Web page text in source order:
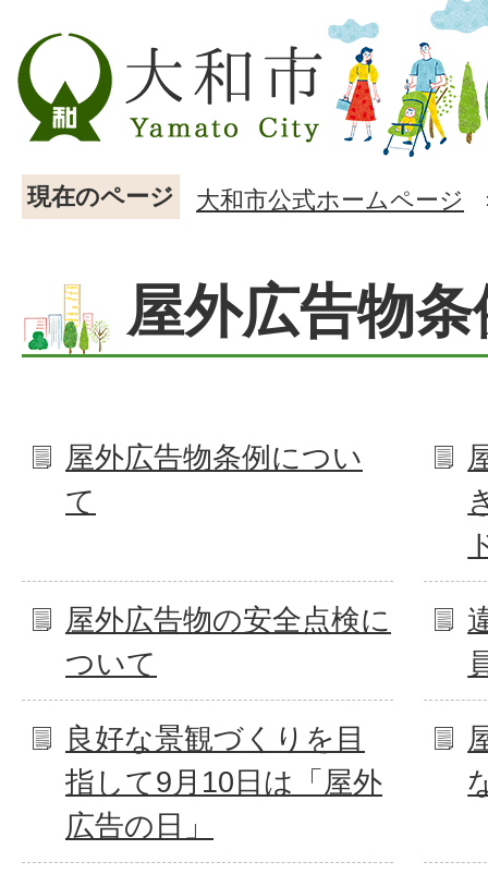
現在のページ 大和市公式ホームページ
屋外広告物条
屋外広告物条例につい
て
屋外広告物の安全点検に
ついて
良好な景観づくりを目
指して9月10日は「屋外
広告の日」